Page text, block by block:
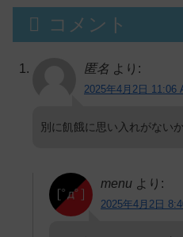
コメント
匿名 より:
2025年4月2日 11:06
別に飢餓に思い入れがない
menu より:
2025年4月2日